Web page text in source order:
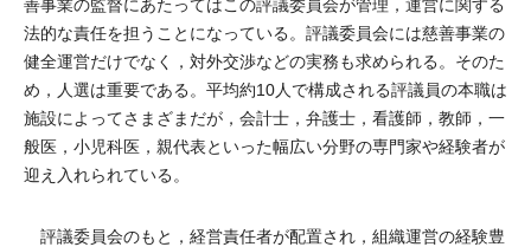
善事業の監督にあたってはこの評議委員会が管理，運営に関する
法的な責任を担うことになっている。評議委員会には慈善事業の
健全運営だけでなく，対外交渉などの実務も求められる。そのた
め，人選は重要である。平均約10人で構成される評議員の本職は
施設によってさまざまだが，会計士，弁護士，看護師，教師，一
般医，小児科医，親代表といった幅広い分野の専門家や経験者が
迎え入れられている。
評議委員会のもと，経営責任者が配置され，組織運営の経験豊